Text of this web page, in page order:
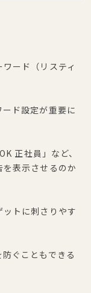
ード（リスティ
ド設定が重要に
正社員」など、
表示させるのか
トに刺さりやす
ぐこともできる